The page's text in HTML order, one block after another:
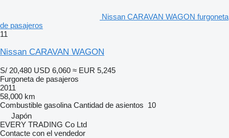
Nissan CARAVAN WAGON furgoneta
de pasajeros
11
Nissan CARAVAN WAGON
S/ 20,480 USD 6,060 ≈ EUR 5,245
Furgoneta de pasajeros
2011
58,000 km
Combustible gasolina Cantidad de asientos 10
Japón
EVERY TRADING Co Ltd
Contacte con el vendedor